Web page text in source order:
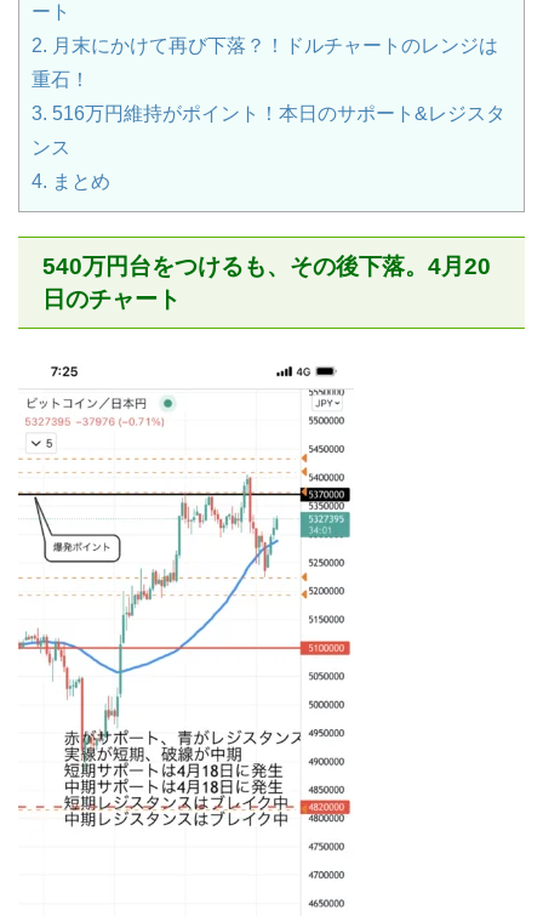
ート
2. 月末にかけて再び下落？！ドルチャートのレンジは
重石！
3. 516万円維持がポイント！本日のサポート&レジスタ
ンス
4. まとめ
540万円台をつけるも、その後下落。4月20
日のチャート